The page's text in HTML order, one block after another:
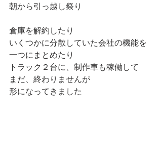
朝から引っ越し祭り
倉庫を解約したり
いくつかに分散していた会社の機能を
一つにまとめたり
トラック２台に、制作車も稼働して
まだ、終わりませんが
形になってきました